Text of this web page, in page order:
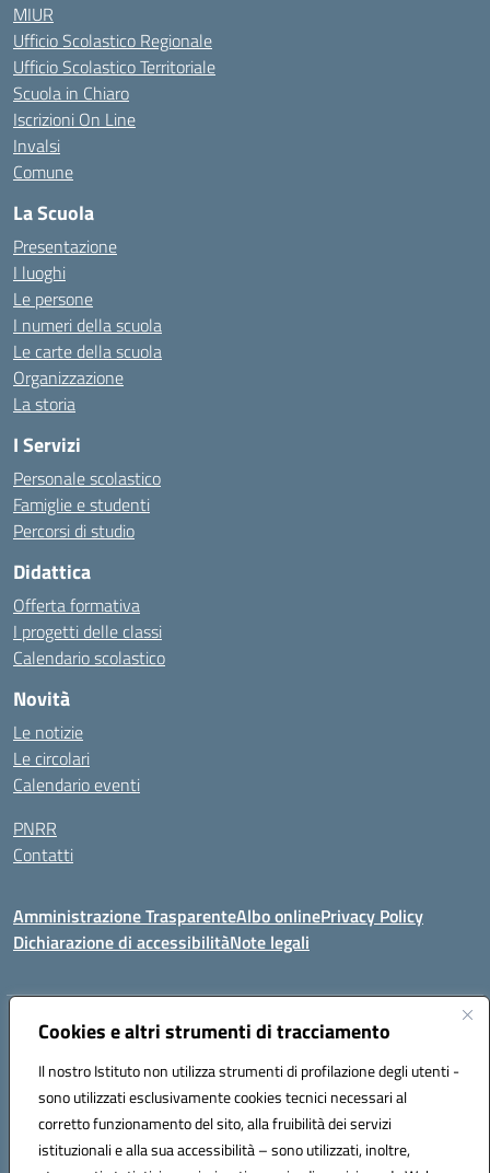
Cookies e altri strumenti di tracciamento
Il nostro Istituto non utilizza strumenti di profilazione degli utenti -
sono utilizzati esclusivamente cookies tecnici necessari al
corretto funzionamento del sito, alla fruibilità dei servizi
istituzionali e alla sua accessibilità – sono utilizzati, inoltre,
MIUR
Ufficio Scolastico Regionale
Ufficio Scolastico Territoriale
Scuola in Chiaro
Iscrizioni On Line
Invalsi
Comune
La Scuola
Presentazione
I luoghi
Le persone
I numeri della scuola
Le carte della scuola
Organizzazione
La storia
I Servizi
Personale scolastico
Famiglie e studenti
Percorsi di studio
Didattica
Offerta formativa
I progetti delle classi
Calendario scolastico
Novità
Le notizie
Le circolari
Calendario eventi
PNRR
Contatti
Amministrazione TrasparenteAlbo onlinePrivacy Policy
Dichiarazione di accessibilitàNote legali
Indirizzo:Via del Bosco 63 - 73040 Collepasso (LE)
Posta elettronica certificata (PEC):leic82200b@pec.istruzione.it
Codice fiscale: 90018440751
Codice meccanografico: LEIC82200B